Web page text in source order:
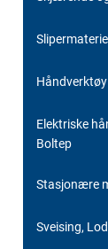
Slipermateriell
Håndverktøy
Elektriske
Boltep
Stasjonære
Sveising,